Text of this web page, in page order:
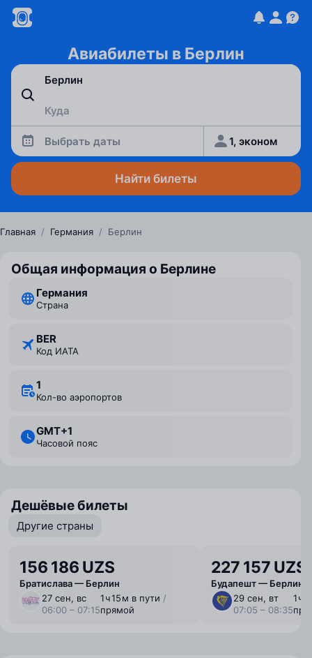
Авиабилеты в Берлин
Выбрать даты 1, эконом
Найти билеты
Главная / Германия / Берлин
Общая информация о Берлине
Германия
Страна
BER
Код ИАТА
1
Кол-во аэропортов
GMT+1
Часовой пояс
Дешёвые билеты
Другие страны
156 186 UZS
Братислава — Берлин
27 сен, вс
06:00 – 07:15
1 ⁠ч 15 ⁠м в пути /
прямой
227 157 UZS
Будапешт — Берлин
29 сен, вт
07:05 – 08:35
1 ⁠ч